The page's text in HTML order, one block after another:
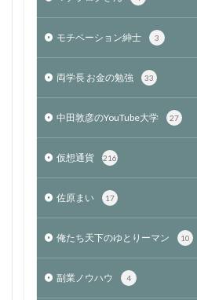
モチベーション紳士 3
両学長 お金の勉強 33
中田敦彦のYouTube大学 27
仮想通貨 216
佐原まい 17
俺たち天下のゆとりーマン 10
副業ノウハウ 4